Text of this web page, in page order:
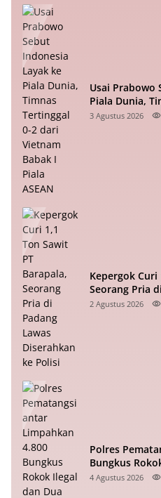
Usai Prabowo
Piala Dunia,
Vietnam Babak
3 Agustus 2026
Kepergok Curi
Seorang Pria
ke Polisi
2 Agustus 2026
Polres
Bungkus
Pelaku ke Bea
4 Agustus 2026